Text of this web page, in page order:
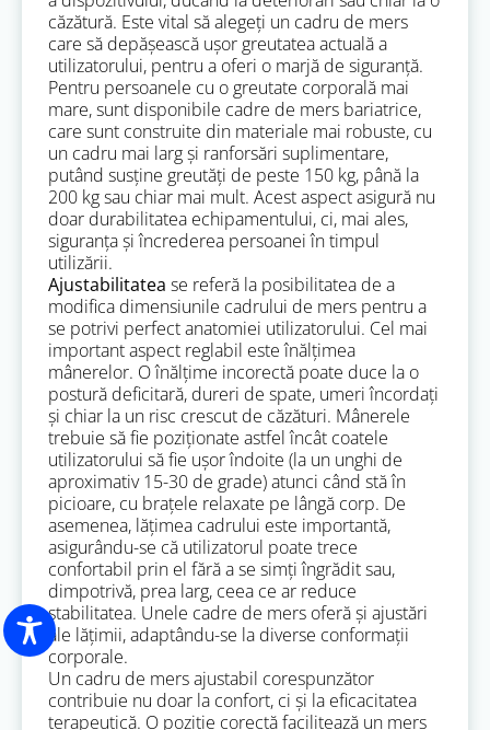
căzătură. Este vital să alegeți un cadru de mers
care să depășească ușor greutatea actuală a
utilizatorului, pentru a oferi o marjă de siguranță.
Pentru persoanele cu o greutate corporală mai
mare, sunt disponibile cadre de mers bariatrice,
care sunt construite din materiale mai robuste, cu
un cadru mai larg și ranforsări suplimentare,
putând susține greutăți de peste 150 kg, până la
200 kg sau chiar mai mult. Acest aspect asigură nu
doar durabilitatea echipamentului, ci, mai ales,
siguranța și încrederea persoanei în timpul
utilizării.
Ajustabilitatea se referă la posibilitatea de a
modifica dimensiunile cadrului de mers pentru a
se potrivi perfect anatomiei utilizatorului. Cel mai
important aspect reglabil este înălțimea
mânerelor. O înălțime incorectă poate duce la o
postură deficitară, dureri de spate, umeri încordați
și chiar la un risc crescut de căzături. Mânerele
trebuie să fie poziționate astfel încât coatele
utilizatorului să fie ușor îndoite (la un unghi de
aproximativ 15-30 de grade) atunci când stă în
picioare, cu brațele relaxate pe lângă corp. De
asemenea, lățimea cadrului este importantă,
asigurându-se că utilizatorul poate trece
confortabil prin el fără a se simți îngrădit sau,
dimpotrivă, prea larg, ceea ce ar reduce
stabilitatea. Unele cadre de mers oferă și ajustări
ale lățimii, adaptându-se la diverse conformații
corporale.
Un cadru de mers ajustabil corespunzător
contribuie nu doar la confort, ci și la eficacitatea
terapeutică. O poziție corectă facilitează un mers